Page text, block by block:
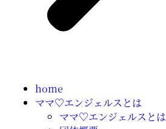
home
ママ♡エンジェルスとは
ママ♡エンジェルスとは